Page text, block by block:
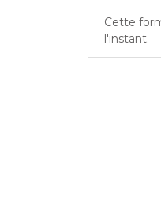
Cette
l'instant.